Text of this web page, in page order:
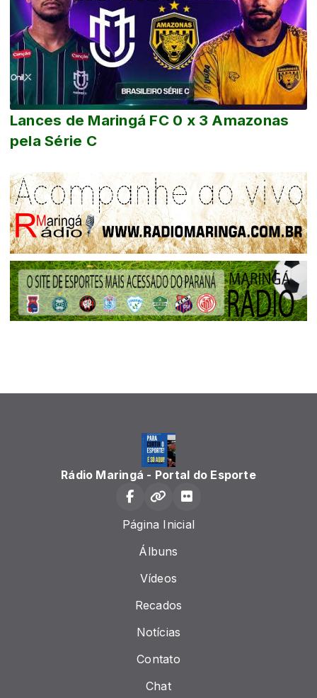
Lances de Maringá FC 0 x 3 Amazonas
pela Série C
Rádio Maringá - Portal do Esporte
Página Inicial
Álbuns
Vídeos
Recados
Notícias
Contato
Chat